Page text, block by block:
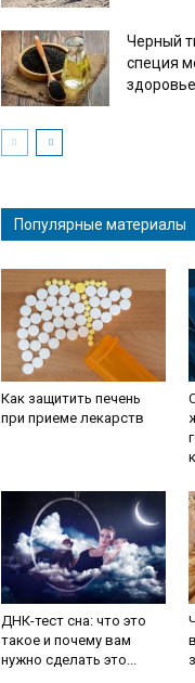
Черный
специя
здоровье
Популярные материалы
Как защитить печень
при приеме лекарств
ДНК-тест сна: что это
такое и почему вам
нужно сделать это...